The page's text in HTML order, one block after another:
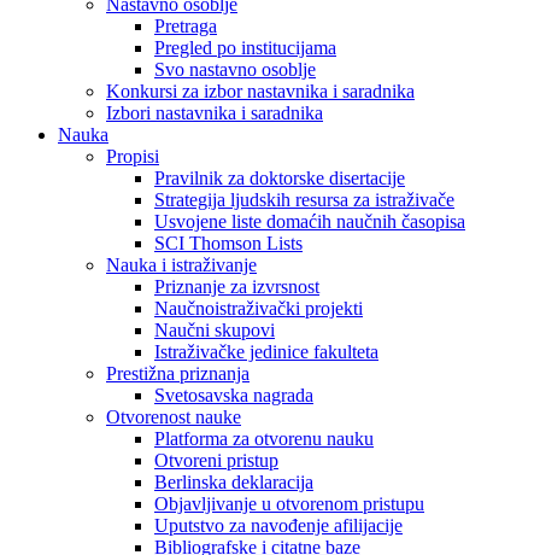
Pretraga
Pregled po institucijama
Svo nastavno osoblje
Konkursi za izbor nastavnika i saradnika
Izbori nastavnika i saradnika
Nauka
Propisi
Pravilnik za doktorske disertacije
Strategija ljudskih resursa za istraživače
Usvojene liste domaćih naučnih časopisa
SCI Thomson Lists
Nauka i istraživanje
Priznanje za izvrsnost
Naučnoistraživački projekti
Naučni skupovi
Istraživačke jedinice fakulteta
Prestižna priznanja
Svetosavska nagrada
Otvorenost nauke
Platforma za otvorenu nauku
Otvoreni pristup
Berlinska deklaracija
Objavljivanje u otvorenom pristupu
Uputstvo za navođenje afilijacije
Bibliografske i citatne baze